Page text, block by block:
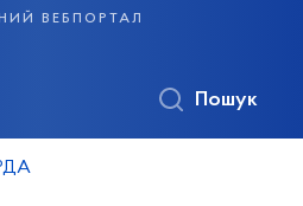
вебпортал
Пошук